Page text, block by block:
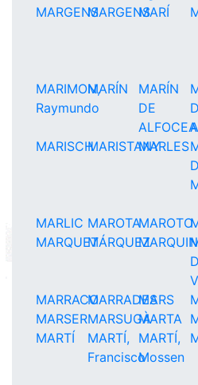
MARGENSMARGENSMARÍ
MARIMON,
Raymundo
MARÍN
MARÍN
DE
ALFOCEA
MARISCHMARISTANYMARLES
MARLIC MAROTAMAROTO
MARQUETMÁRQUEZ
MARRACOMARRADESMARS
MARSERMARSUGÀMARTA
MARTÍ
MARTÍ,
Francisco
MARTÍ,
Mossen